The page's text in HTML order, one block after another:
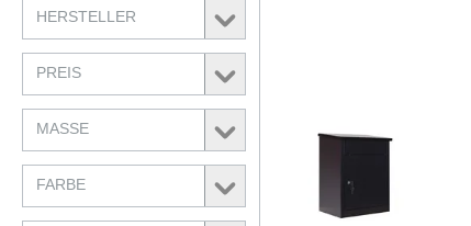
HERSTELLER
PREIS
MASSE
FARBE